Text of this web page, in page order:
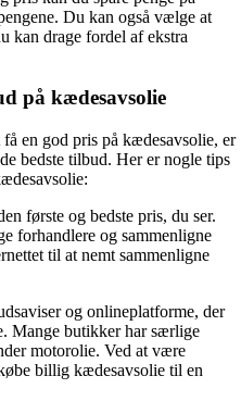
Du kan også vælge at
kan drage fordel af ekstra
på kædesavsolie
en god pris på kædesavsolie, er
bedste tilbud. Her er nogle tips
første og bedste pris, du ser.
forhandlere og sammenligne
til at nemt sammenligne
og onlineplatforme, der
Mange butikker har særlige
motorolie. Ved at være
billig kædesavsolie til en